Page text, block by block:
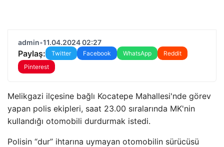
admin•11.04.2024 02:27
Paylaş: Twitter Facebook WhatsApp
Reddit
Pinterest
Melikgazi ilçesine bağlı Kocatepe Mahallesi'nde görev
yapan polis ekipleri, saat 23.00 sıralarında MK'nin
kullandığı otomobili durdurmak istedi.
Polisin “dur” ihtarına uymayan otomobilin sürücüsü